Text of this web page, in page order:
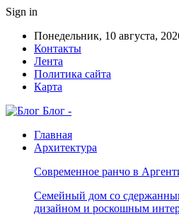
Sign in
Понедельник, 10 августа,
Контакты
Лента
Политика сайта
Карта
Блог -
Главная
Архитектура
Современное ранчо в
Семейный дом со
дизайном и роскошным